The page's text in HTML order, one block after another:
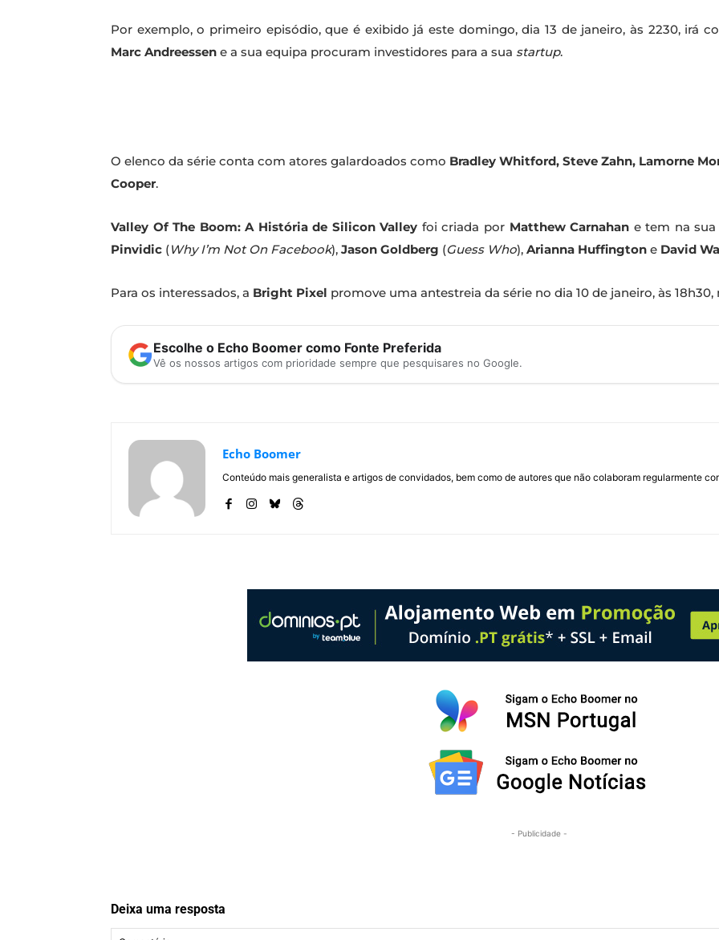
Por exemplo, o primeiro episódio, que é exibido já este domingo, dia 13 de janeiro, às 2230, irá
Marc Andreessen e a sua equipa procuram investidores para a sua startup.
O elenco da série conta com atores galardoados como Bradley Whitford, Steve Zahn, Lamorne
Cooper.
Valley Of The Boom: A História de Silicon Valley foi criada por Matthew Carnahan e tem na
Pinvidic (Why I’m Not On Facebook), Jason Goldberg (Guess Who), Arianna Huffington e David
Para os interessados, a Bright Pixel promove uma antestreia da série no dia 10 de janeiro, às 18h30,
Escolhe o Echo Boomer como Fonte Preferida
Vê os nossos artigos com prioridade sempre que pesquisares no Google.
Echo Boomer
Conteúdo mais generalista e artigos de convidados, bem como de autores que não colaboram regularmente
- Publicidade -
Deixa uma resposta